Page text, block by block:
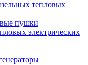
тепловых
пушки
электрических